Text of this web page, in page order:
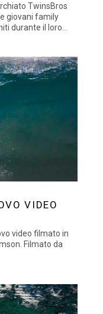
TwinsBros
giovani family
durante il loro...
VIDEO
video filmato in
Filmato da